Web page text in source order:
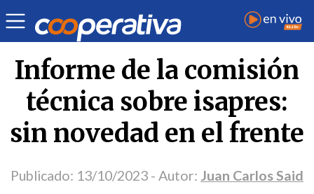
Opinión | Juan Carlos Said
Informe de la comisión
técnica sobre isapres:
sin novedad en el frente
Publicado: 13/10/2023 - Autor: Juan Carlos Said